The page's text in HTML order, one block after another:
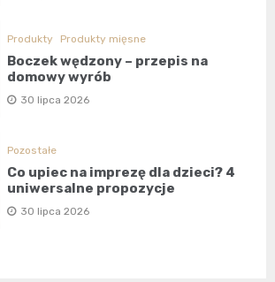
Produkty Produkty mięsne
Boczek wędzony – przepis na
domowy wyrób
30 lipca 2026
Pozostałe
Co upiec na imprezę dla dzieci? 4
uniwersalne propozycje
30 lipca 2026